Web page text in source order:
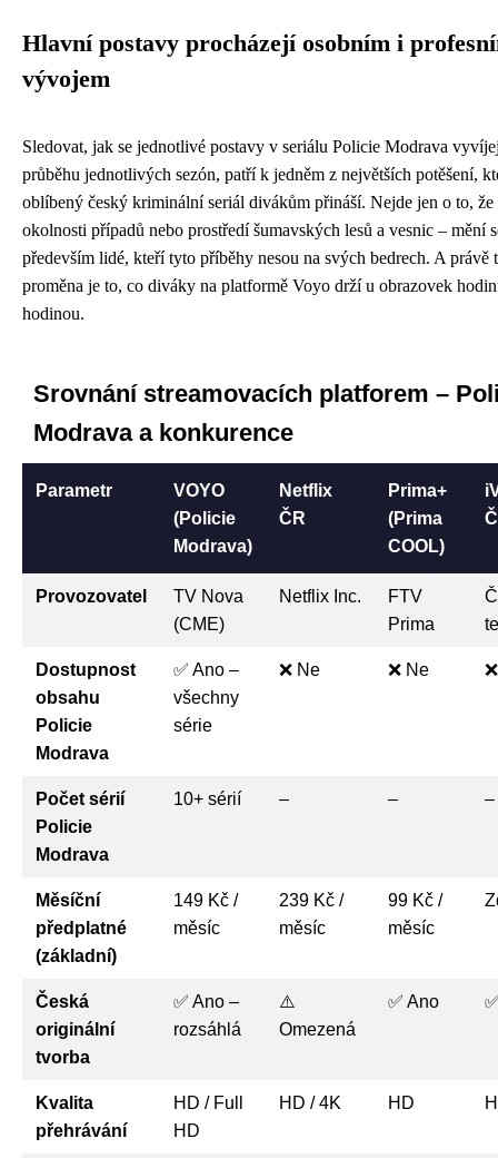
Hlavní postavy procházejí osobním i
vývojem
Sledovat, jak se jednotlivé postavy v seriálu Policie Modrava
průběhu jednotlivých sezón, patří k jedněm z největších potěšení,
oblíbený český kriminální seriál divákům přináší. Nejde jen o to, že
okolnosti případů nebo prostředí šumavských lesů a vesnic – mění
především lidé, kteří tyto příběhy nesou na svých bedrech. A právě
proměna je to, co diváky na platformě Voyo drží u obrazovek
hodinou.
Srovnání streamovacích platforem –
Modrava a konkurence
Parametr
VOYO
(Policie
Modrava)
Netflix
ČR
Prima+
(Prima
COOL)
Provozovatel
TV Nova
(CME)
Netflix Inc.
FTV
Prima
Dostupnost
obsahu
Policie
Modrava
✅ Ano –
všechny
série
❌ Ne ❌ Ne
Počet sérií
Policie
Modrava
10+ sérií – – –
Měsíční
předplatné
(základní)
149 Kč /
měsíc
239 Kč /
měsíc
99 Kč /
měsíc
Česká
originální
tvorba
✅ Ano –
rozsáhlá
⚠️
Omezená
✅ Ano
Kvalita
přehrávání
HD / Full
HD
HD / 4K HD